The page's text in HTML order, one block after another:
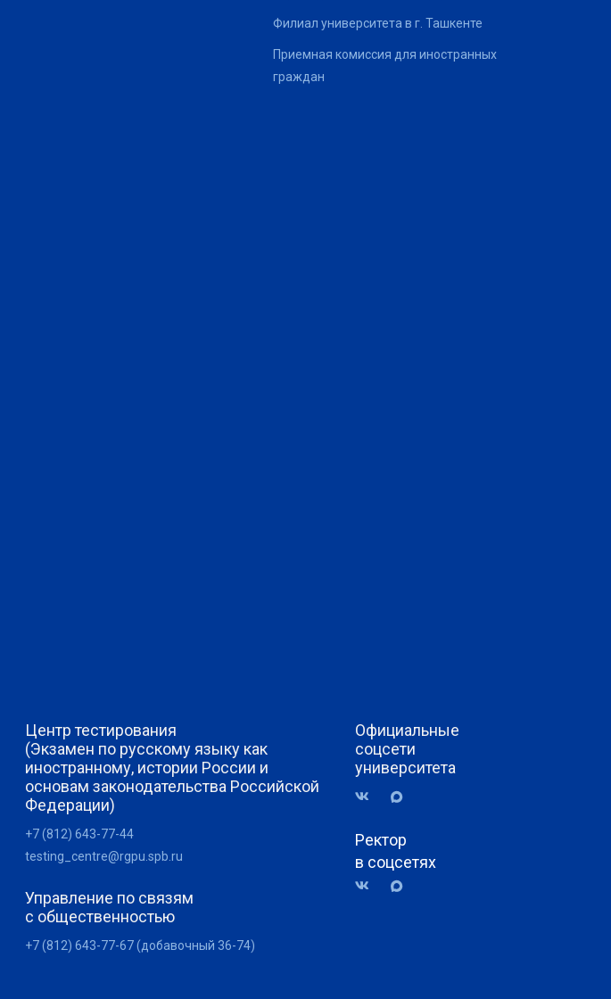
Филиал университета в г. Ташкенте
Приемная комиссия для иностранных
граждан
Центр тестирования
(Экзамен по русскому языку как
иностранному, истории России и
основам законодательства Российской
Федерации)
+7 (812) 643-77-44
testing_centre@rgpu.spb.ru
Управление по связям
с общественностью
+7 (812) 643-77-67 (добавочный 36-74)
Официальные
соцсети
университета
Ректор
в соцсетях